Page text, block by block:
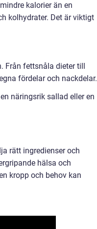
kalorier än en
kolhydrater. Det är viktigt
Från fettsnåla dieter till
fördelar och nackdelar.
näringsrik sallad eller en
rätt ingredienser och
hälsa och
kropp och behov kan